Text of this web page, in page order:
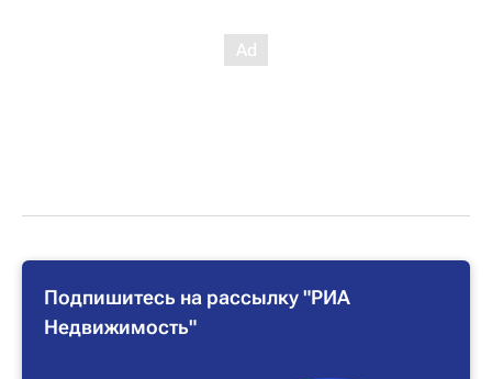
Подпишитесь на рассылку "РИА
Недвижимость"